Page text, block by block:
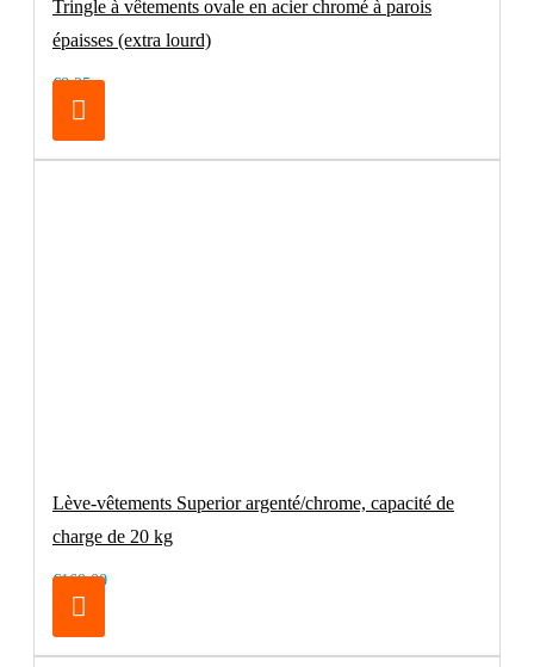
Tringle à vêtements ovale en acier chromé à parois
épaisses (extra lourd)
€8.25
Lève-vêtements Superior argenté/chrome, capacité de
charge de 20 kg
€169.00